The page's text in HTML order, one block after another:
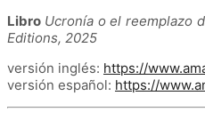
Libro Ucronía o el reemplazo
Editions, 2025
versión inglés: https://
versión español: https://